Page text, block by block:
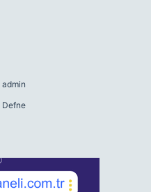
admin
Defne